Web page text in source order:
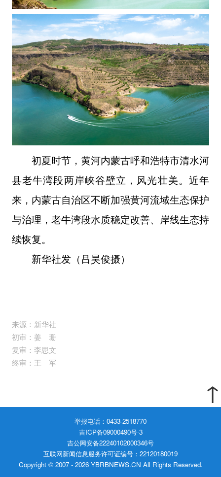
初夏时节，黄河内蒙古呼和浩特市清水河
县老牛湾段两岸峡谷壁立，风光壮美。近年
来，内蒙古自治区不断加强黄河流域生态保护
与治理，老牛湾段水质稳定改善、岸线生态持
续恢复。
新华社发（吕昊俊摄）
来源：新华社
初审：姜 珊
复审：李思文
终审：王 军
↑
举报电话：0433-2518770
吉ICP备09000490号-3
吉公网安备22240102000346号
互联网新闻信息服务许可证编号：22120180019
Copyright © 2007 - 2026 YBRBNEWS.CN All Rights Reserved.